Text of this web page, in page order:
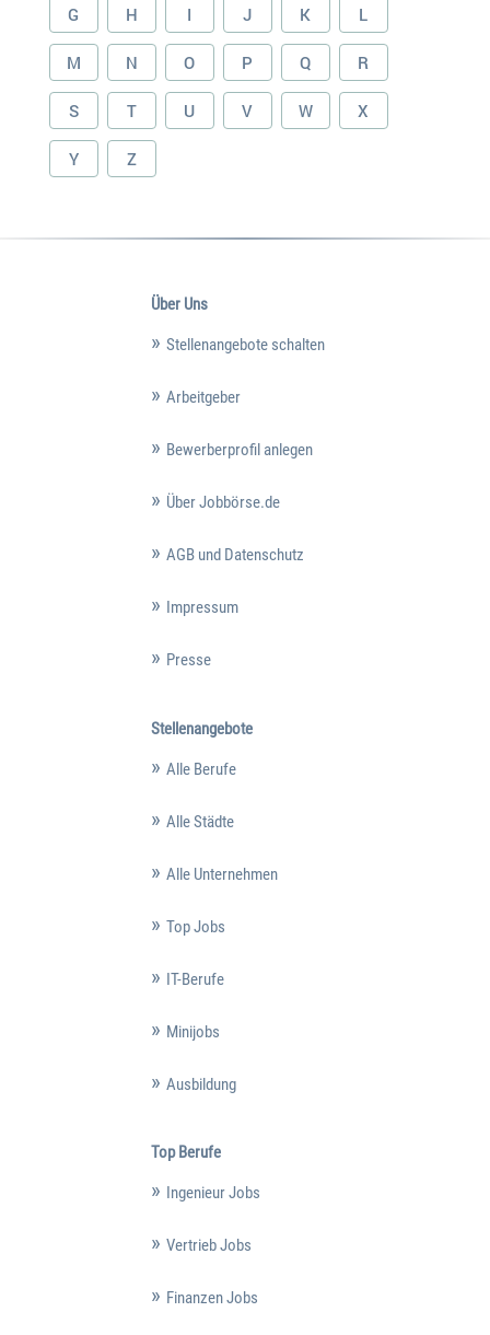
G H I J K L
M N O P Q R
S T U V W X
Y Z
Über Uns
Stellenangebote schalten
Arbeitgeber
Bewerberprofil anlegen
Über Jobbörse.de
AGB und Datenschutz
Impressum
Presse
Stellenangebote
Alle Berufe
Alle Städte
Alle Unternehmen
Top Jobs
IT-Berufe
Minijobs
Ausbildung
Top Berufe
Ingenieur Jobs
Vertrieb Jobs
Finanzen Jobs